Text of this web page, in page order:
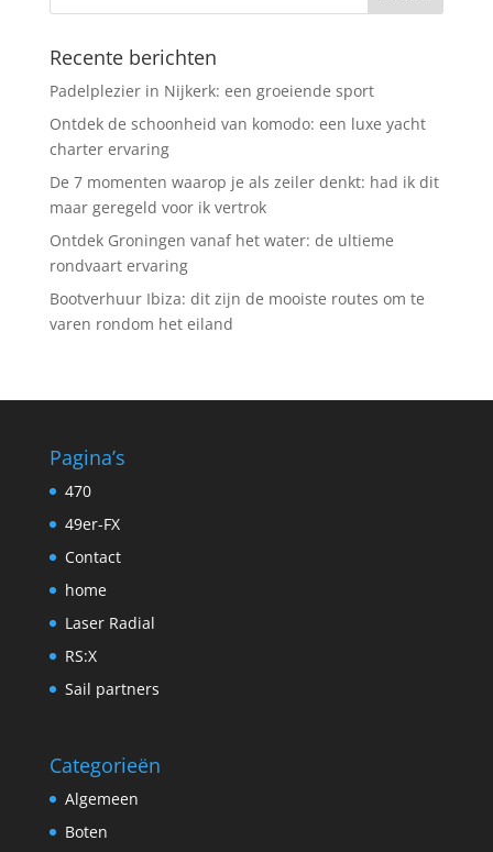
Recente berichten
Padelplezier in Nijkerk: een groeiende sport
Ontdek de schoonheid van komodo: een luxe yacht
charter ervaring
De 7 momenten waarop je als zeiler denkt: had ik dit
maar geregeld voor ik vertrok
Ontdek Groningen vanaf het water: de ultieme
rondvaart ervaring
Bootverhuur Ibiza: dit zijn de mooiste routes om te
varen rondom het eiland
Pagina’s
470
49er-FX
Contact
home
Laser Radial
RS:X
Sail partners
Categorieën
Algemeen
Boten